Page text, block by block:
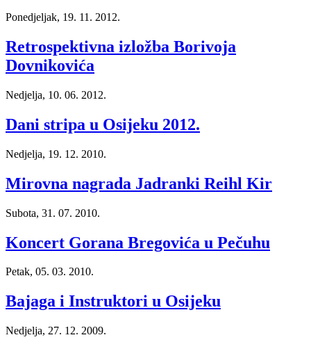
Ponedjeljak, 19. 11. 2012.
Retrospektivna izložba Borivoja
Dovnikovića
Nedjelja, 10. 06. 2012.
Dani stripa u Osijeku 2012.
Nedjelja, 19. 12. 2010.
Mirovna nagrada Jadranki Reihl Kir
Subota, 31. 07. 2010.
Koncert Gorana Bregovića u Pečuhu
Petak, 05. 03. 2010.
Bajaga i Instruktori u Osijeku
Nedjelja, 27. 12. 2009.